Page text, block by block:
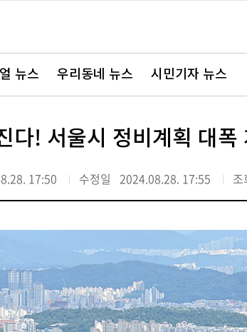
뉴스 우리동네 뉴스 시민기자 뉴스
다! 서울시 정비계획 대폭
17:50 수정일 2024.08.28. 17:55 조